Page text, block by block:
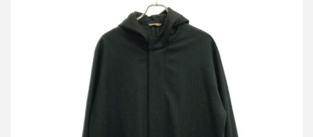
アーツアンドサイエンス 15AW ウールメルトンフーデッドコート